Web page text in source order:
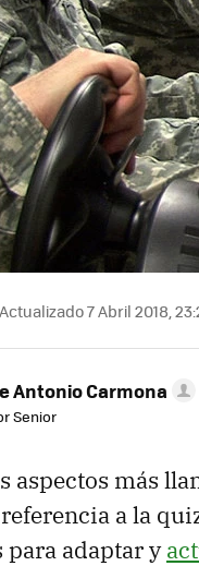
Actualizado 7 Abril 2018,
Antonio Carmona
Senior
aspectos más
a la
para adaptar y